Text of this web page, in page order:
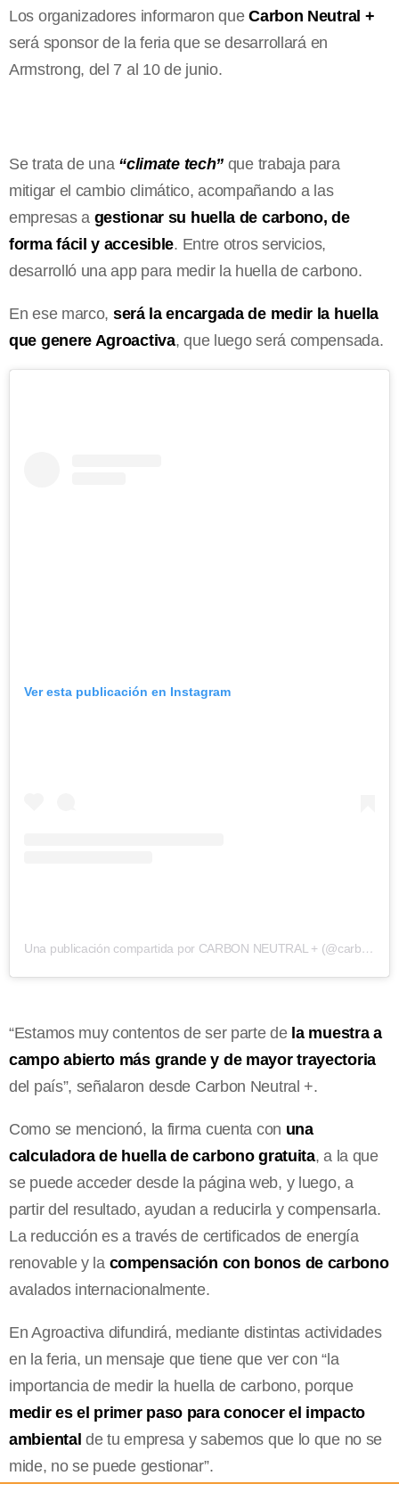
Los organizadores informaron queCarbon Neutral +
será sponsor de la feria que se desarrollará en
Armstrong, del 7 al 10 de junio.
Se trata de una “climate tech” que trabaja para
mitigar el cambio climático, acompañando a las
empresas a gestionar su huella de carbono, de
forma fácil y accesible. Entre otros servicios,
desarrolló una app para medir la huella de carbono.
En ese marco, será la encargada de medir la huella
que genere Agroactiva, que luego será compensada.
Ver esta publicación en Instagram
Una publicación compartida por CARBON NEUTRAL + (@carbonneutralplus)
“Estamos muy contentos de ser parte de la muestra a
campo abierto más grande y de mayor trayectoria
del país”, señalaron desde Carbon Neutral +.
Como se mencionó, la firma cuenta con una
calculadora de huella de carbono gratuita, a la que
se puede acceder desde la página web, y luego, a
partir del resultado, ayudan a reducirla y compensarla.
La reducción es a través de certificados de energía
renovable y la compensación con bonos de carbono
avalados internacionalmente.
En Agroactiva difundirá, mediante distintas actividades
en la feria, un mensaje que tiene que ver con “la
importancia de medir la huella de carbono, porque
medir es el primer paso para conocer el impacto
ambiental de tu empresa y sabemos que lo que no se
mide, no se puede gestionar”.